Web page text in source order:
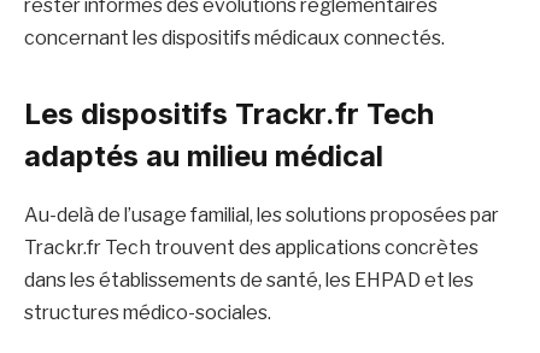
rester informés des évolutions réglementaires
concernant les dispositifs médicaux connectés.
Les dispositifs Trackr.fr Tech
adaptés au milieu médical
Au-delà de l’usage familial, les solutions proposées par
Trackr.fr Tech trouvent des applications concrètes
dans les établissements de santé, les EHPAD et les
structures médico-sociales.